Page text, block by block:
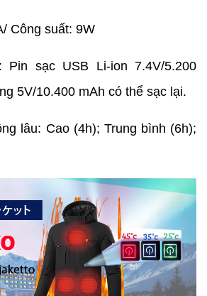
Công suất: 9W
Pin sạc USB Li-ion 7.4V/5.200
5V/10.400 mAh có thể sạc lại.
lâu: Cao (4h); Trung bình (6h);